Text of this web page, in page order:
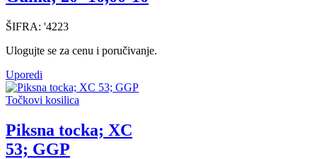
ŠIFRA: '4223
Ulogujte se za cenu i poručivanje.
Uporedi
Točkovi kosilica
Piksna tocka; XC
53; GGP